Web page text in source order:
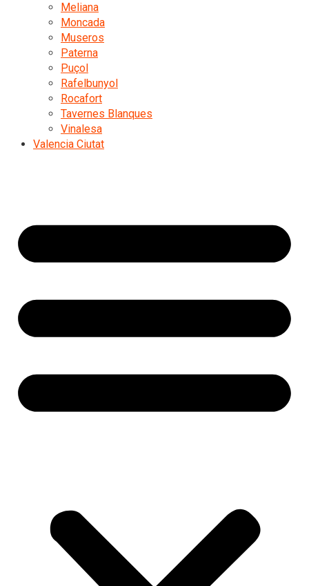
Meliana
Moncada
Museros
Paterna
Puçol
Rafelbunyol
Rocafort
Tavernes Blanques
Vinalesa
Valencia Ciutat